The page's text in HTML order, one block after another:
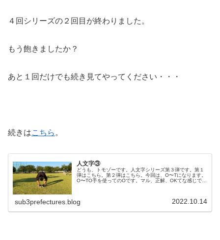
４回シリーズの２回目が終わりました。
もう飽きましたか？
あと１回だけでも続き見てやってください・・・
続きはこちら 。
人文字③
どうも、トモゾーです。人文字シリーズ第３弾です。第１
弾はこちら。第２弾はこちら。今回は、O〜Tになります。
O〜TO手を使ってのOです。マル、正解、OKてな感じで
sub3prefectures.blog 2022.10.14